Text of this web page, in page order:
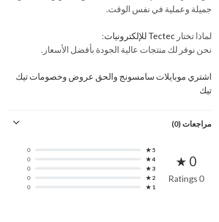
جميلة وعملية في نفس الوقت.
لماذا تختار
:
نحن نوفر لك منتجات عالية الجودة بأفضل الأسعار.
اشتري موبايلات سامسونج والحق عروض وخصومات تيك
تيك
مراجعات (0)
0 ★
0 Ratings
5 ★
0
4 ★
0
3 ★
0
2 ★
0
1 ★
0